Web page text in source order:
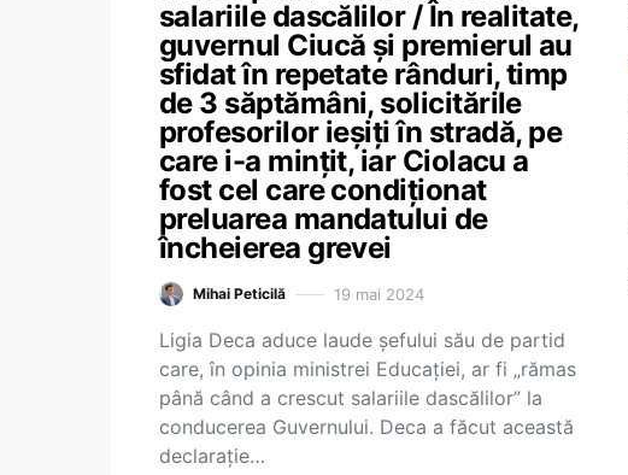
salariile dascălilor / În realitate,
guvernul Ciucă și premierul au
sfidat în repetate rânduri, timp
de 3 săptămâni, solicitările
profesorilor ieșiți în stradă, pe
care i-a mințit, iar Ciolacu a
fost cel care condiționat
preluarea mandatului de
încheierea grevei
Mihai Peticilă 19 mai 2024
Ligia Deca aduce laude șefului său de partid
care, în opinia ministrei Educației, ar fi „rămas
până când a crescut salariile dascălilor” la
conducerea Guvernului. Deca a făcut această
declarație…